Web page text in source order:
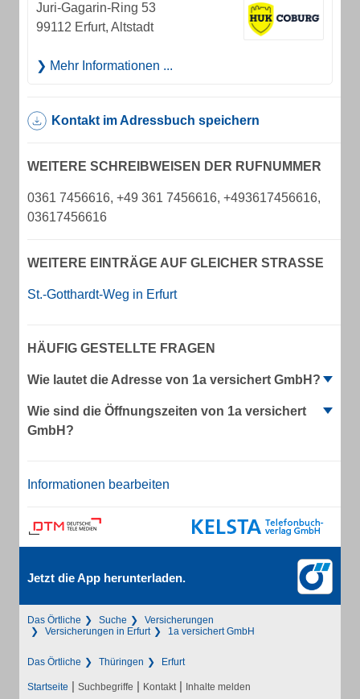
Juri-Gagarin-Ring 53
99112 Erfurt, Altstadt
Mehr Informationen ...
Kontakt im Adressbuch speichern
WEITERE SCHREIBWEISEN DER RUFNUMMER
0361 7456616, +49 361 7456616, +493617456616,
03617456616
WEITERE EINTRÄGE AUF GLEICHER STRASSE
St.-Gotthardt-Weg in Erfurt
HÄUFIG GESTELLTE FRAGEN
Wie lautet die Adresse von 1a versichert GmbH?
Wie sind die Öffnungszeiten von 1a versichert
GmbH?
Informationen bearbeiten
Jetzt die App herunterladen.
Das Örtliche Suche
Versicherungen
Versicherungen in Erfurt
1a versichert GmbH
Das Örtliche Thüringen Erfurt
Startseite | Suchbegriffe | Kontakt | Inhalte melden